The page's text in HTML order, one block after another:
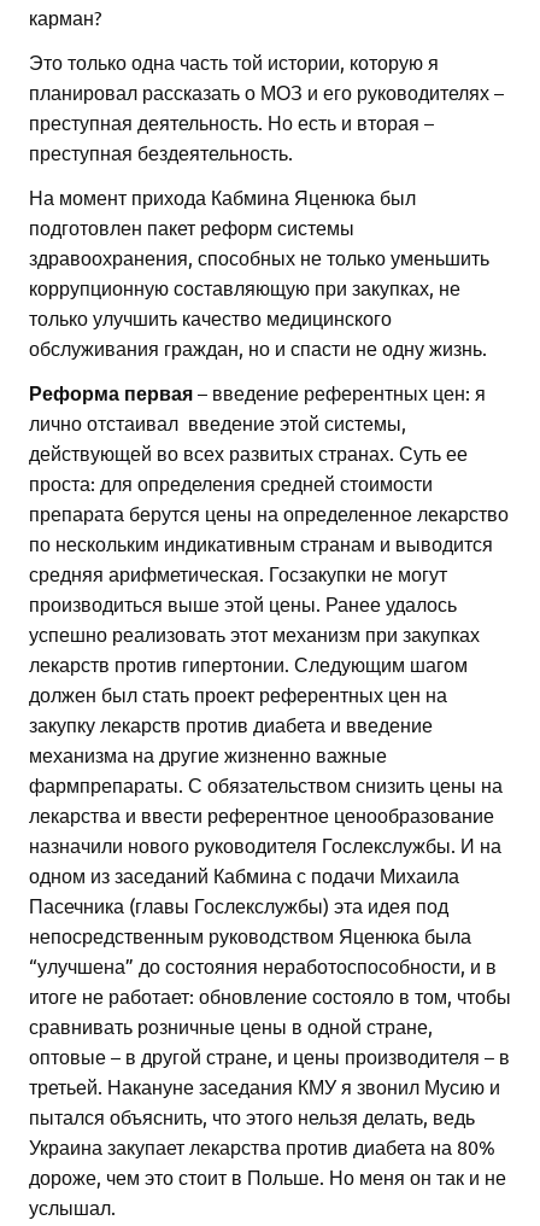
карман?
Это только одна часть той истории, которую я
планировал рассказать о МОЗ и его руководителях –
преступная деятельность. Но есть и вторая –
преступная бездеятельность.
На момент прихода Кабмина Яценюка был
подготовлен пакет реформ системы
здравоохранения, способных не только уменьшить
коррупционную составляющую при закупках, не
только улучшить качество медицинского
обслуживания граждан, но и спасти не одну жизнь.
Реформа первая – введение референтных цен: я
лично отстаивал введение этой системы,
действующей во всех развитых странах. Суть ее
проста: для определения средней стоимости
препарата берутся цены на определенное лекарство
по нескольким индикативным странам и выводится
средняя арифметическая. Госзакупки не могут
производиться выше этой цены. Ранее удалось
успешно реализовать этот механизм при закупках
лекарств против гипертонии. Следующим шагом
должен был стать проект референтных цен на
закупку лекарств против диабета и введение
механизма на другие жизненно важные
фармпрепараты. С обязательством снизить цены на
лекарства и ввести референтное ценообразование
назначили нового руководителя Гослекслужбы. И на
одном из заседаний Кабмина с подачи Михаила
Пасечника (главы Гослекслужбы) эта идея под
непосредственным руководством Яценюка была
“улучшена” до состояния неработоспособности, и в
итоге не работает: обновление состояло в том, чтобы
сравнивать розничные цены в одной стране,
оптовые – в другой стране, и цены производителя – в
третьей. Накануне заседания КМУ я звонил Мусию и
пытался объяснить, что этого нельзя делать, ведь
Украина закупает лекарства против диабета на 80%
дороже, чем это стоит в Польше. Но меня он так и не
услышал.